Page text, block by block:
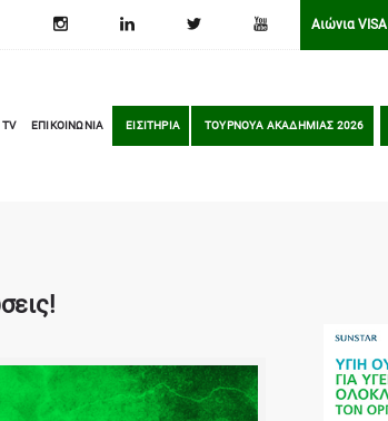
Αιώνια VISA
ΕΠΙΚΟΙΝΩΝΙΑ ΕΙΣΙΤΗΡΙΑ ΤΟΥΡΝΟΥΑ ΑΚΑΔΗΜΙΑΣ 2026